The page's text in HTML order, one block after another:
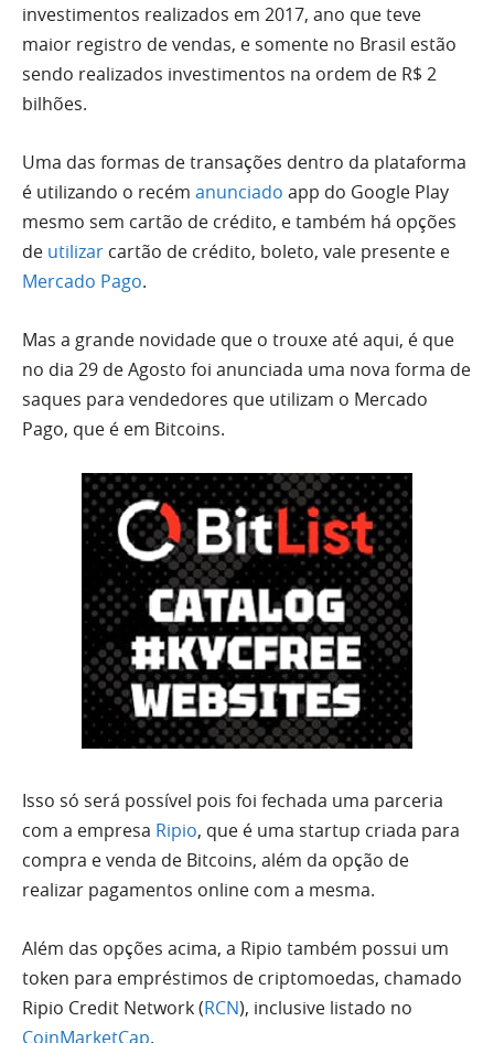
investimentos realizados em 2017, ano que teve
maior registro de vendas, e somente no Brasil estão
sendo realizados investimentos na ordem de R$ 2
bilhões.
Uma das formas de transações dentro da plataforma
é utilizando o recém anunciado app do Google Play
mesmo sem cartão de crédito, e também há opções
de utilizar cartão de crédito, boleto, vale presente e
Mercado Pago.
Mas a grande novidade que o trouxe até aqui, é que
no dia 29 de Agosto foi anunciada uma nova forma de
saques para vendedores que utilizam o Mercado
Pago, que é em Bitcoins.
Isso só será possível pois foi fechada uma parceria
com a empresa Ripio, que é uma startup criada para
compra e venda de Bitcoins, além da opção de
realizar pagamentos online com a mesma.
Além das opções acima, a Ripio também possui um
token para empréstimos de criptomoedas, chamado
Ripio Credit Network (RCN), inclusive listado no
CoinMarketCap.